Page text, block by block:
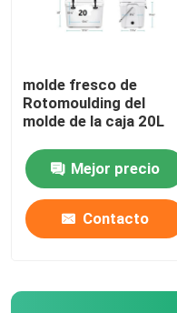
molde fresco de
Rotomoulding del
molde de la caja 20L
Mejor precio
Contacto